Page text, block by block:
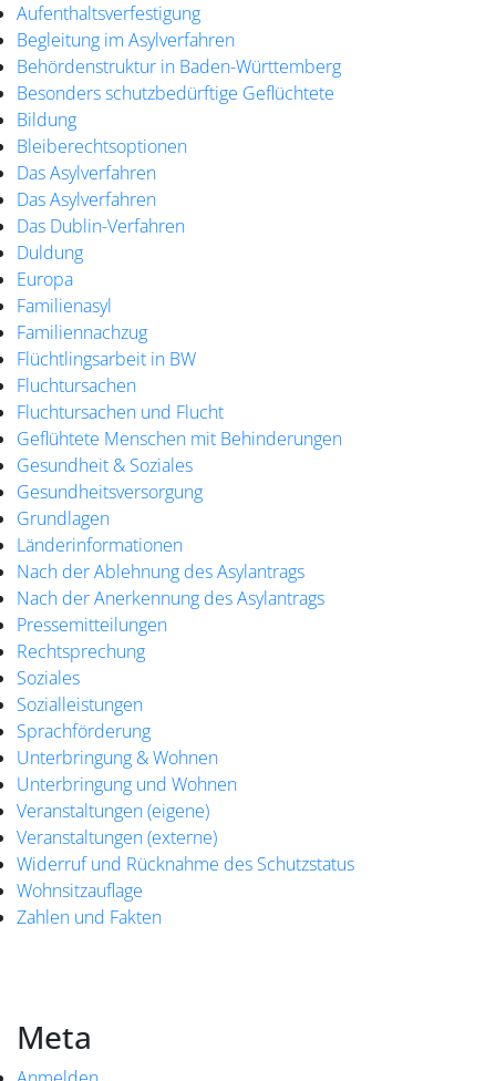
Aufenthaltsverfestigung
Begleitung im Asylverfahren
Behördenstruktur in Baden-Württemberg
Besonders schutzbedürftige Geflüchtete
Bildung
Bleiberechtsoptionen
Das Asylverfahren
Das Asylverfahren
Das Dublin-Verfahren
Duldung
Europa
Familienasyl
Familiennachzug
Flüchtlingsarbeit in BW
Fluchtursachen
Fluchtursachen und Flucht
Geflühtete Menschen mit Behinderungen
Gesundheit & Soziales
Gesundheitsversorgung
Grundlagen
Länderinformationen
Nach der Ablehnung des Asylantrags
Nach der Anerkennung des Asylantrags
Pressemitteilungen
Rechtsprechung
Soziales
Sozialleistungen
Sprachförderung
Unterbringung & Wohnen
Unterbringung und Wohnen
Veranstaltungen (eigene)
Veranstaltungen (externe)
Widerruf und Rücknahme des Schutzstatus
Wohnsitzauflage
Zahlen und Fakten
Meta